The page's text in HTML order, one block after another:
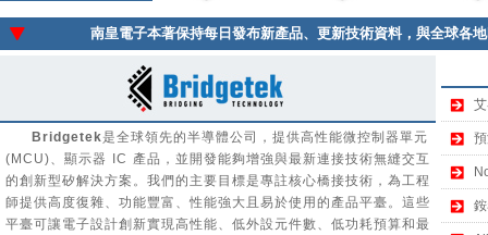
南皇電子本著保持每日發布新產品、更新技術資料，與全球各地
Bridgetek是全球領先的半導體公司，提供高性能微控制器單元
(MCU)、顯示器 IC 產品，並開發能夠增強與最新連接技術無縫交互
的創新型矽解決方案。我們的主要目標是專註核心橋接技術，為工程
師提供高度復雜、功能豐富、性能強大且易於使用的產品平臺。這些
平臺可讓電子設計創新實現高性能、低外設元件數、低功耗預算和最